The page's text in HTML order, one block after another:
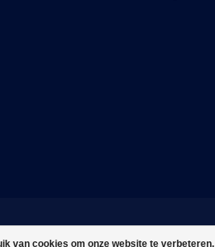
van cookies om onze website te verbeteren.